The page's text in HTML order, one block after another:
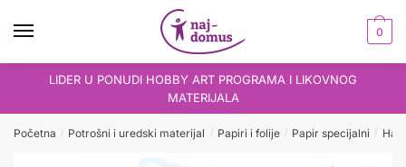
0
LIDER U PONUDI HOBBY ART PROGRAMA I LIKOVNOG
MATERIJALA
Početna / Potrošni i uredski materijal / Papiri i folije / Papir specijalni /